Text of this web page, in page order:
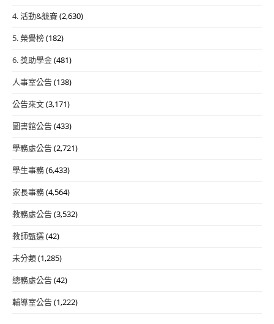
4. 活動&競賽(2,630)
5. 榮譽榜(182)
6. 獎助學金(481)
人事室公告(138)
公告來文(3,171)
圖書館公告(433)
學務處公告(2,721)
學生事務(6,433)
家長事務(4,564)
教務處公告(3,532)
教師甄選(42)
未分類(1,285)
總務處公告(42)
輔導室公告(1,222)